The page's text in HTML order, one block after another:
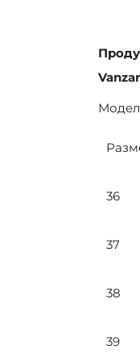
36
37
38
39